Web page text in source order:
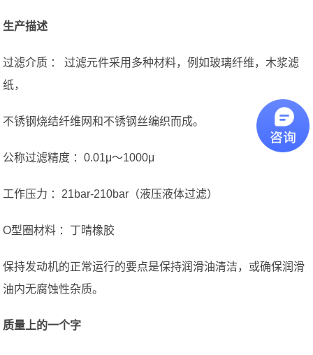
生产描述
过滤介质 ： 过滤元件采用多种材料，例如玻璃纤维，木浆滤
纸，
不锈钢烧结纤维网和不锈钢丝编织而成。
公称过滤精度 ：0.01μ〜1000μ
工作压力 ：21bar-210bar（液压液体过滤）
O型圈材料 ：丁晴橡胶
保持发动机的正常运行的要点是保持润滑油清洁，或确保润滑
油内无腐蚀性杂质。
质量上的一个字